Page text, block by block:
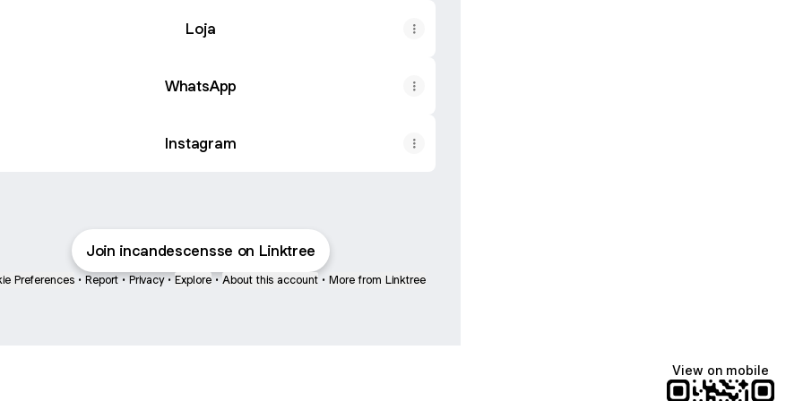
Loja
WhatsApp
Instagram
Join incandescensse on Linktree
Preferences • Report • Privacy • Explore • About this account • More from Linktree
View on mobile